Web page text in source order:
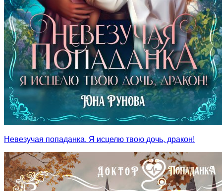
Невезучая попаданка. Я исцелю твою дочь, дракон!